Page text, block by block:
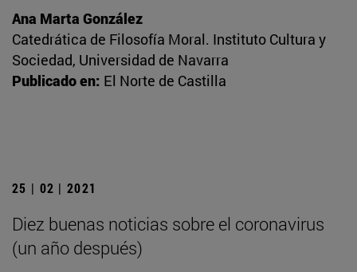
Ana Marta González
Catedrática de Filosofía Moral. Instituto Cultura y
Sociedad, Universidad de Navarra
Publicado en: El Norte de Castilla
25 | 02 | 2021
Diez buenas noticias sobre el coronavirus
(un año después)